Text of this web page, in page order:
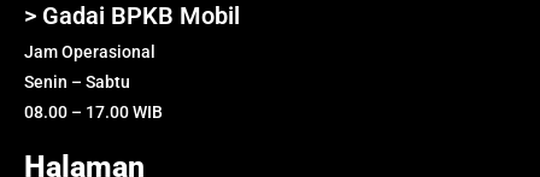
> Gadai BPKB Mobil
Jam Operasional
Senin – Sabtu
08.00 – 17.00 WIB
Halaman